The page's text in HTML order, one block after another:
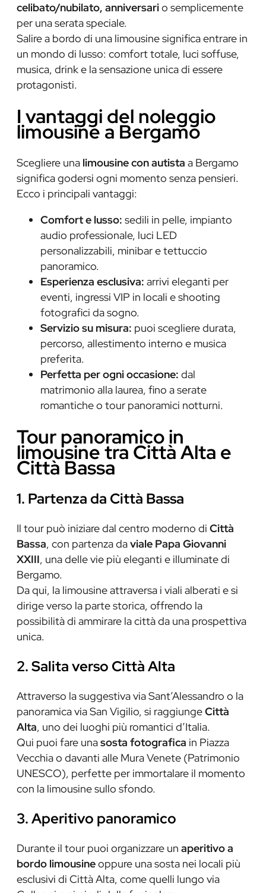
celibato/nubilato, anniversario semplicemente
per una serata speciale.
Salire a bordo di una limousine significa entrare in
un mondo di lusso: comfort totale, luci soffuse,
musica, drink e la sensazione unica di essere
protagonisti.
I vantaggi del noleggio
limousine a Bergamo
Scegliere una limousine con autista a Bergamo
significa godersi ogni momento senza pensieri.
Ecco i principali vantaggi:
Comfort e lusso: sedili in pelle, impianto
audio professionale, luci LED
personalizzabili, minibar e tettuccio
panoramico.
Esperienza esclusiva: arrivi eleganti per
eventi, ingressi VIP in locali e shooting
fotografici da sogno.
Servizio su misura: puoi scegliere durata,
percorso, allestimento interno e musica
preferita.
Perfetta per ogni occasione: dal
matrimonio alla laurea, fino a serate
romantiche o tour panoramici notturni.
Tour panoramico in
limousine tra Città Alta e
Città Bassa
1. Partenza da Città Bassa
Il tour può iniziare dal centro moderno di Città
Bassa, con partenza daviale Papa Giovanni
XXIII, una delle vie più eleganti e illuminate di
Bergamo.
Da qui, la limousine attraversa i viali alberati e si
dirige verso la parte storica, offrendo la
possibilità di ammirare la città da una prospettiva
unica.
2. Salita verso Città Alta
Attraverso la suggestiva via Sant’Alessandro o la
panoramica via San Vigilio, si raggiungeCittà
Alta, uno dei luoghi più romantici d’Italia.
Qui puoi fare unasosta fotografica in Piazza
Vecchia o davanti alle Mura Venete (Patrimonio
UNESCO), perfette per immortalare il momento
con la limousine sullo sfondo.
3. Aperitivo panoramico
Durante il tour puoi organizzare un aperitivo a
bordo limousineoppure una sosta nei locali più
esclusivi di Città Alta, come quelli lungo via